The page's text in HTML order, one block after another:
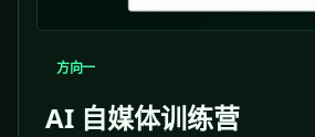
方向一
AI 自媒体训练营